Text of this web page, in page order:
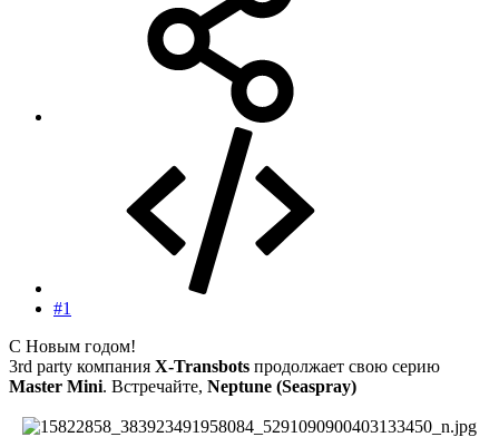
#1
С Новым годом!
3rd party компания X-Transbots продолжает свою серию
Master Mini. Встречайте, Neptune (Seaspray)